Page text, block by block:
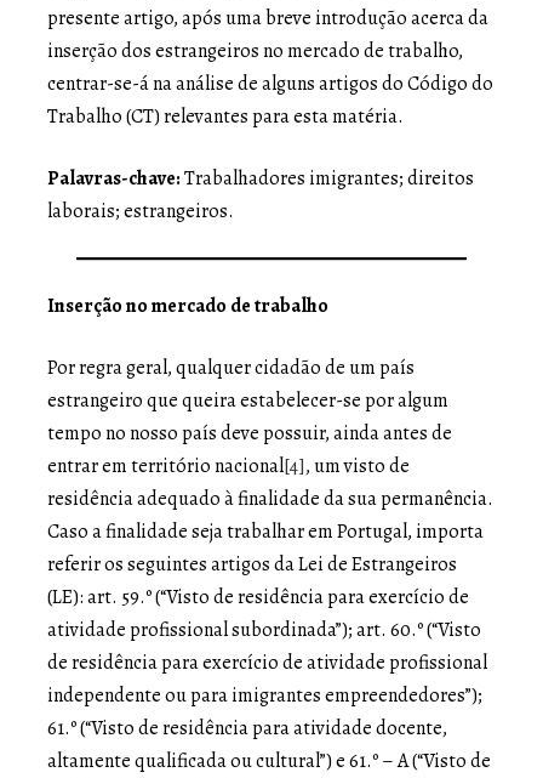
presente artigo, após uma breve introdução acerca da
inserção dos estrangeiros no mercado de trabalho,
centrar-se-á na análise de alguns artigos do Código do
Trabalho (CT) relevantes para esta matéria.
Palavras-chave:Trabalhadores imigrantes; direitos
laborais; estrangeiros.
Inserção no mercado de trabalho
Por regra geral, qualquer cidadão de um país
estrangeiro que queira estabelecer-se por algum
tempo no nosso país deve possuir, ainda antes de
entrar em território nacional[4], um visto de
residência adequado à finalidade da sua permanência.
Caso a finalidade seja trabalhar em Portugal, importa
referir os seguintes artigos da Lei de Estrangeiros
(LE): art. 59.º (“Visto de residência para exercício de
atividade profissional subordinada”); art. 60.º (“Visto
de residência para exercício de atividade profissional
independente ou para imigrantes empreendedores”);
61.º (“Visto de residência para atividade docente,
altamente qualificada ou cultural”) e 61.º – A (“Visto de